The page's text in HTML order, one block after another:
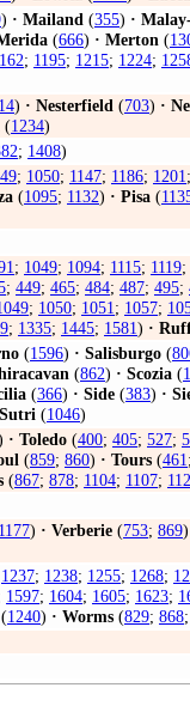
) · Mailand (355) ·
(666) · Merton (
; 1195; 1215; 1224;
) · Nesterfield (703) ·
(1234)
; 1408)
; 1050; 1147; 1186; 1201;
(1095; 1132) · Pisa (
; 1049; 1094; 1115; 1119;
; 449; 465; 484; 487; 495;
; 1050; 1051; 1057;
; 1335; 1445; 1581) ·
(1596) · Salisburgo (
(862) · Scozia (
(366) · Side (383) ·
Sutri (1046)
· Toledo (400; 405; 527;
(859; 860) · Tours (461;
(867; 878; 1104; 1107;
1177) · Verberie (753; 869)
1237; 1238; 1255; 1268;
1597; 1604; 1605; 1623;
(1240) · Worms (829; 868;